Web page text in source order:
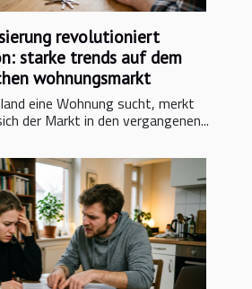
revolutioniert
starke trends auf dem
wohnungsmarkt
eine Wohnung sucht, merkt
der Markt in den vergangenen...